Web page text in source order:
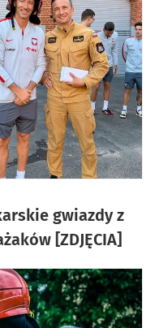
gwiazdy z
[ZDJĘCIA]